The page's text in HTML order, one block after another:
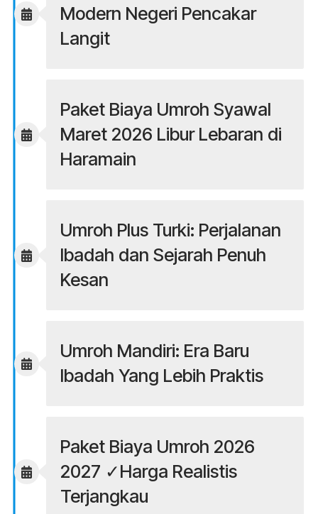
Modern Negeri Pencakar
Langit
Paket Biaya Umroh Syawal
Maret 2026 Libur Lebaran di
Haramain
Umroh Plus Turki: Perjalanan
Ibadah dan Sejarah Penuh
Kesan
Umroh Mandiri: Era Baru
Ibadah Yang Lebih Praktis
Paket Biaya Umroh 2026
2027 ✓Harga Realistis
Terjangkau